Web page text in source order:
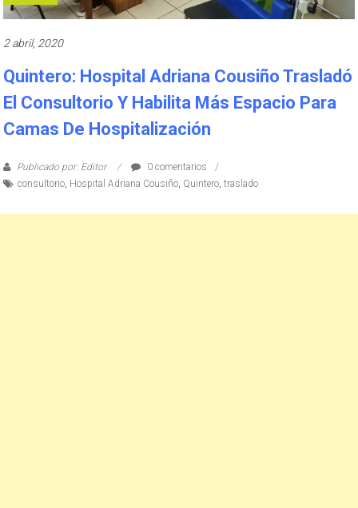
2 abril, 2020
Quintero: Hospital Adriana Cousiño Trasladó
El Consultorio Y Habilita Más Espacio Para
Camas De Hospitalización
Publicado por: Editor
0 comentarios
consultorio Hospital Adriana Cousiño Quintero ,traslado